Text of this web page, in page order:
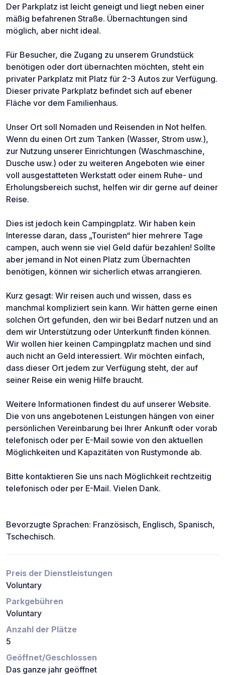
Der Parkplatz ist leicht geneigt und liegt neben einer
mäßig befahrenen Straße. Übernachtungen sind
möglich, aber nicht ideal.
Für Besucher, die Zugang zu unserem Grundstück
benötigen oder dort übernachten möchten, steht ein
privater Parkplatz mit Platz für 2-3 Autos zur Verfügung.
Dieser private Parkplatz befindet sich auf ebener
Fläche vor dem Familienhaus.
Unser Ort soll Nomaden und Reisenden in Not helfen.
Wenn du einen Ort zum Tanken (Wasser, Strom usw.),
zur Nutzung unserer Einrichtungen (Waschmaschine,
Dusche usw.) oder zu weiteren Angeboten wie einer
voll ausgestatteten Werkstatt oder einem Ruhe- und
Erholungsbereich suchst, helfen wir dir gerne auf deiner
Reise.
Dies ist jedoch kein Campingplatz. Wir haben kein
Interesse daran, dass „Touristen“ hier mehrere Tage
campen, auch wenn sie viel Geld dafür bezahlen! Sollte
aber jemand in Not einen Platz zum Übernachten
benötigen, können wir sicherlich etwas arrangieren.
Kurz gesagt: Wir reisen auch und wissen, dass es
manchmal kompliziert sein kann. Wir hätten gerne einen
solchen Ort gefunden, den wir bei Bedarf nutzen und an
dem wir Unterstützung oder Unterkunft finden können.
Wir wollen hier keinen Campingplatz machen und sind
auch nicht an Geld interessiert. Wir möchten einfach,
dass dieser Ort jedem zur Verfügung steht, der auf
seiner Reise ein wenig Hilfe braucht.
Weitere Informationen findest du auf unserer Website.
Die von uns angebotenen Leistungen hängen von einer
persönlichen Vereinbarung bei Ihrer Ankunft oder vorab
telefonisch oder per E-Mail sowie von den aktuellen
Möglichkeiten und Kapazitäten von Rustymonde ab.
Bitte kontaktieren Sie uns nach Möglichkeit rechtzeitig
telefonisch oder per E-Mail. Vielen Dank.
Bevorzugte Sprachen: Französisch, Englisch, Spanisch,
Tschechisch.
Preis der Dienstleistungen
Voluntary
Parkgebühren
Voluntary
Anzahl der Plätze
5
Geöffnet/Geschlossen
Das ganze jahr geöffnet